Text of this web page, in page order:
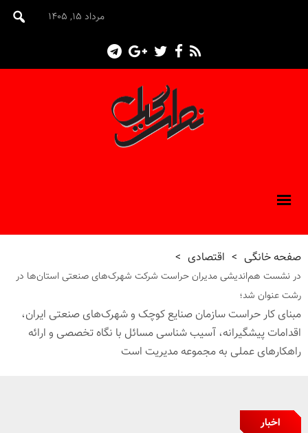
مرداد ۱۵, ۱۴۰۵
صفحه خانگی > اقتصادی >
در نشست هم‌اندیشی مدیران حراست شرکت شهرک‌های صنعتی استان‌ها در
رشت عنوان شد؛
مبنای کار حراست سازمان صنایع کوچک و شهرک‌های صنعتی ایران،
اقدامات پیشگیرانه، آسیب‌ شناسی مسائل با نگاه تخصصی و ارائه
راهکارهای عملی به مجموعه مدیریت است
اخبار